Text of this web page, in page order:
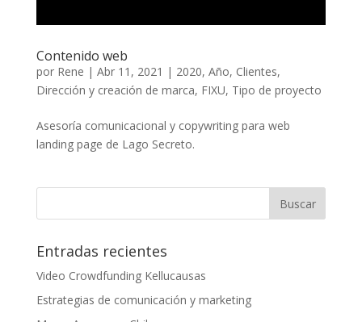
Contenido web
por Rene | Abr 11, 2021 | 2020, Año, Clientes,
Dirección y creación de marca, FIXU, Tipo de proyecto
Asesoría comunicacional y copywriting para web
landing page de Lago Secreto.
Entradas recientes
Video Crowdfunding Kellucausas
Estrategias de comunicación y marketing